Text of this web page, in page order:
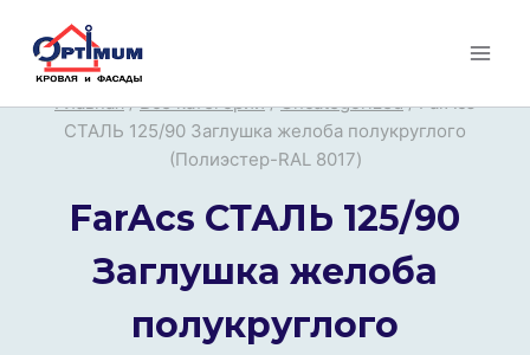
Перейти
Главная / Все категории / Uncategorized / FarAcs
СТАЛЬ 125/90 Заглушка желоба полукруглого
(Полиэстер-RAL 8017)
FarAcs СТАЛЬ 125/90
Заглушка желоба
полукруглого